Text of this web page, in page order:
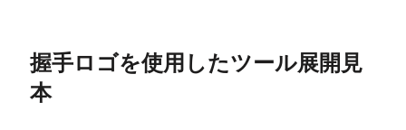
握手ロゴを使用したツール展開見
本